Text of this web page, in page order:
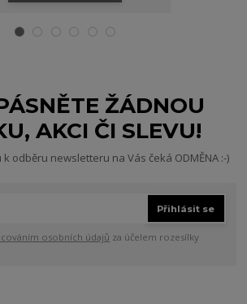
ŽÁDNOU
AKCI ČI SLEVU!
odběru newsletteru na Vás čeká ODMĚNA :-)
Přihlásit se
osobních údajů za účelem rozesílky